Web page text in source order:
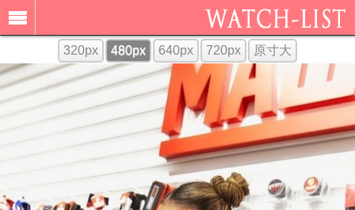
320px 480px 640px 720px 原寸大